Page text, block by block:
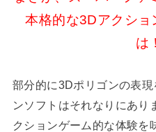
本格的な3Dアクショ
は
部分的に3Dポリゴンの表
ンソフトはそれなりにあり
クションゲーム的な体験を